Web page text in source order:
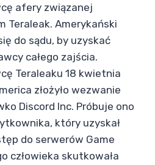
afery związanej
Teraleak. Amerykański
do sądu, by uzyskać
całego zajścia.
Teraleaku 18 kwietnia
złożyło wezwanie
Discord Inc. Próbuje ono
który uzyskał
do serwerów Game
człowieka skutkowała